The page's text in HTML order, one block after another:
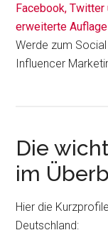
Facebook, Twitter
erweiterte
Werde zum
Influencer
Die
im
Hier die
Deutschland: